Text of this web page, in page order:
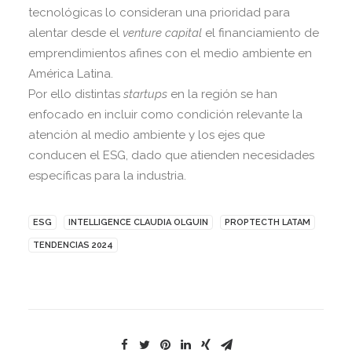
tecnológicas lo consideran una prioridad para
alentar desde el venture capital el financiamiento de
emprendimientos afines con el medio ambiente en
América Latina.
Por ello distintas startups en la región se han
enfocado en incluir como condición relevante la
atención al medio ambiente y los ejes que
conducen el ESG, dado que atienden necesidades
específicas para la industria.
ESG INTELLIGENCE CLAUDIA OLGUIN PROPTECTH LATAM
TENDENCIAS 2024